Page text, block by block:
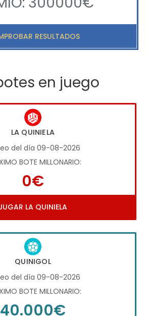
RESULTADOS
en juego
LA QUINIELA
del día 09-08-2026
BOTE MILLONARIO:
0€
LA QUINIELA
QUINIGOL
del día 09-08-2026
BOTE MILLONARIO:
40.000€